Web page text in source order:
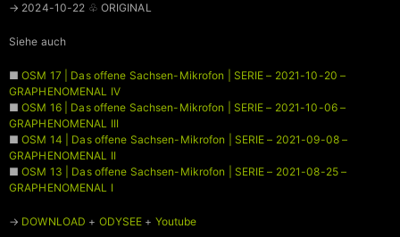
→ 2024-10-22 ♧ ORIGINAL
Siehe auch
■OSM 17 | Das offene Sachsen-Mikrofon | SERIE – 2021-10-20 –
GRAPHENOMENAL IV
■OSM 16 | Das offene Sachsen-Mikrofon | SERIE – 2021-10-06 –
GRAPHENOMENAL III
■OSM 14 | Das offene Sachsen-Mikrofon | SERIE – 2021-09-08 –
GRAPHENOMENAL II
■OSM 13 | Das offene Sachsen-Mikrofon | SERIE – 2021-08-25 –
GRAPHENOMENAL I
→ DOWNLOAD + ODYSEE + Youtube